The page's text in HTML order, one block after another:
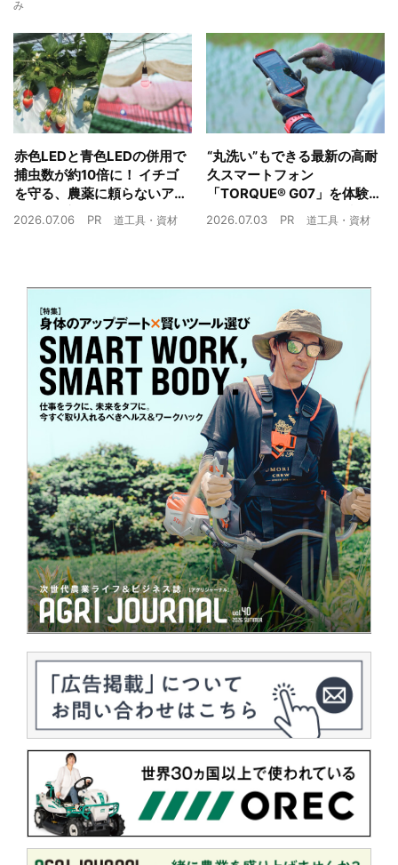
でサポート
み
赤色LEDと青色LEDの併用で
捕虫数が約10倍に！ イチゴ
を守る、農薬に頼らないア
ザミウマ対策
2026.07.06 PR 道工具・資材
“丸洗い”もできる最新の高耐
久スマートフォン
「TORQUE® G07」を体験
農業現場の“スマホの弱点”を
2026.07.03 PR 道工具・資材